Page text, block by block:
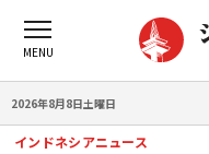
2026年8月8日土曜日
インドネシアニュース